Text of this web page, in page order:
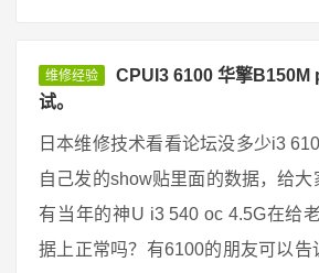
维修经验
CPUI3 6100 华擎B150M
试。
日本维修技术看看论坛没多少i3
自己发的show贴里面的数据，给
有当年的神U i3 540 oc 4.5G在给
据上正常吗？有6100的朋友可以告